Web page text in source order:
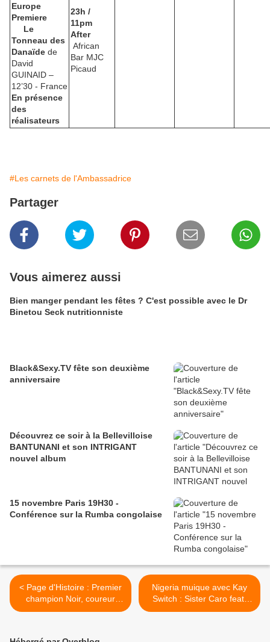
Europe
Premiere
Le
Tonneau des
Danaïde de
David
GUINAID –
12’30 - France
En présence
des
réalisateurs
23h /
11pm
After
African
Bar MJC
Picaud
#Les carnets de l'Ambassadrice
Partager
Vous aimerez aussi
Bien manger pendant les fêtes ? C'est possible avec le Dr
Binetou Seck nutritionniste
Black&Sexy.TV fête son deuxième
anniversaire
Découvrez ce soir à la Bellevilloise
BANTUNANI et son INTRIGANT
nouvel album
15 novembre Paris 19H30 -
Conférence sur la Rumba congolaise
< Page d'Histoire : Premier
champion Noir, coureur
cycliste, l'américain Major
Nigeria muique avec Kay
Switch : Sister Caro feat.
D'Banj >